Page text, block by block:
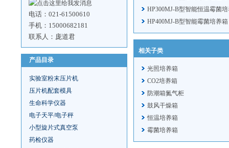
电话：021-61500610
手机：15000682181
联系人：庞道君
产品目录
实验室粉末压片机
压片机配套模具
生命科学仪器
电子天平/电子秤
小型旋片式真空泵
药检仪器
HP300MJ-B型智能恒温霉菌
HP400MJ-B型智能霉菌培养
相关子类
光照培养箱
CO2培养箱
防潮箱氮气柜
鼓风干燥箱
恒温培养箱
霉菌培养箱